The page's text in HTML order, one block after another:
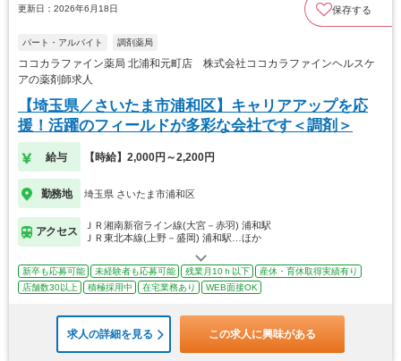
更新日：2026年6月18日 保存する
パート・アルバイト 調剤薬局
ココカラファイン薬局 北浦和元町店 株式会社ココカラファインヘルスケ
アの薬剤師求人
【埼玉県／さいたま市浦和区】キャリアアップを応
援！活躍のフィールドが多彩な会社です＜調剤＞
給与 【時給】2,000円～2,200円
勤務地 埼玉県 さいたま市浦和区
アクセス
ＪＲ湘南新宿ライン線(大宮－赤羽) 浦和駅
ＪＲ東北本線(上野－盛岡) 浦和駅…ほか
新卒も応募可能 未経験者も応募可能 残業月10ｈ以下
産休・育休取得実績有り
店舗数30以上
積極採用中 在宅業務あり WEB面接OK
求人の詳細を見る この求人に興味がある